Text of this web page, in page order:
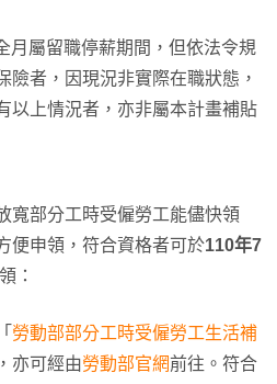
月屬留職停薪期間，但依法令規
險者，因現況非實際在職狀態，
以上情況者，亦非屬本計畫補貼
寬部分工時受僱勞工能儘快領
便申領，符合資格者可於110年7
：
勞動部部分工時受僱勞工生活補
亦可經由勞動部官網前往。符合